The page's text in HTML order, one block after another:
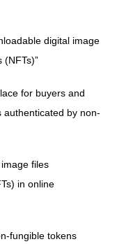
digital image
for buyers and
authenticated by non-
files
in online
fungible tokens